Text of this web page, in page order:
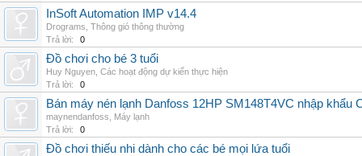
InSoft Automation IMP v14.4
Drograms Thông gió thông thường
Trả lời:
0
Đồ chơi cho bé 3 tuổi
Huy Nguyen Các hoạt động dự kiến thực hiện
Trả lời:
0
Bán máy nén lạnh Danfoss 12HP SM148T4VC nhập khẩu
maynendanfoss
Máy lạnh
Trả lời:
0
Đồ chơi thiếu nhi dành cho các bé mọi lứa tuổi